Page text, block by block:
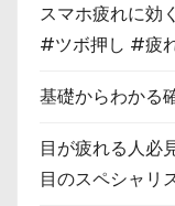
スマホ疲れに効
#ツボ押し #疲
基礎からわかる
目が疲れる人必
目のスペシャリ